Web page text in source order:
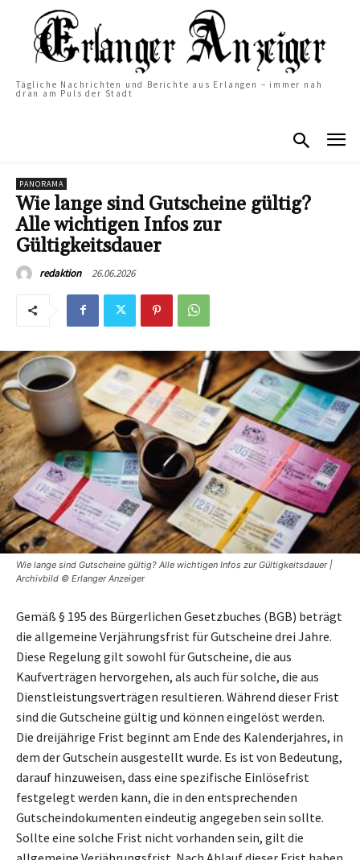
Tägliche Nachrichten und Berichte aus Erlangen – immer nah
dran am Puls der Stadt
PANORAMA
Wie lange sind Gutscheine gültig?
Alle wichtigen Infos zur
Gültigkeitsdauer
redaktion 26.06.2026
Wie lange sind Gutscheine gültig? Alle wichtigen Infos zur Gültigkeitsdauer |
Archivbild © Erlanger Anzeiger
Gemäß § 195 des Bürgerlichen Gesetzbuches (BGB) beträgt
die allgemeine Verjährungsfrist für Gutscheine drei Jahre.
Diese Regelung gilt sowohl für Gutscheine, die aus
Kaufverträgen hervorgehen, als auch für solche, die aus
Dienstleistungsverträgen resultieren. Während dieser Frist
sind die Gutscheine gültig und können eingelöst werden.
Die dreijährige Frist beginnt am Ende des Kalenderjahres, in
dem der Gutschein ausgestellt wurde. Es ist von Bedeutung,
darauf hinzuweisen, dass eine spezifische Einlösefrist
festgelegt werden kann, die in den entsprechenden
Gutscheindokumenten eindeutig angegeben sein sollte.
Sollte eine solche Frist nicht vorhanden sein, gilt die